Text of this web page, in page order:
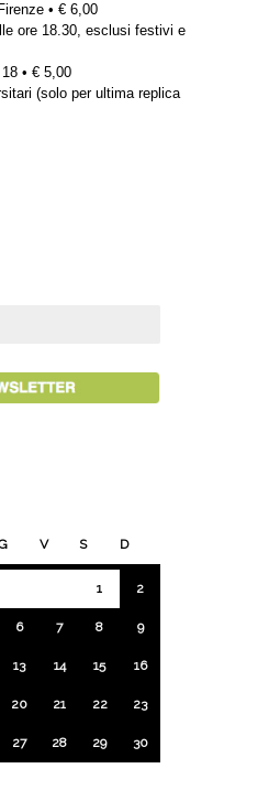
• € 6,00
ore 18.30, esclusi festivi e
• € 5,00
(solo per ultima replica
V S D
1 2
6 7 8 9
13 14 15 16
20 21 22 23
27 28 29 30